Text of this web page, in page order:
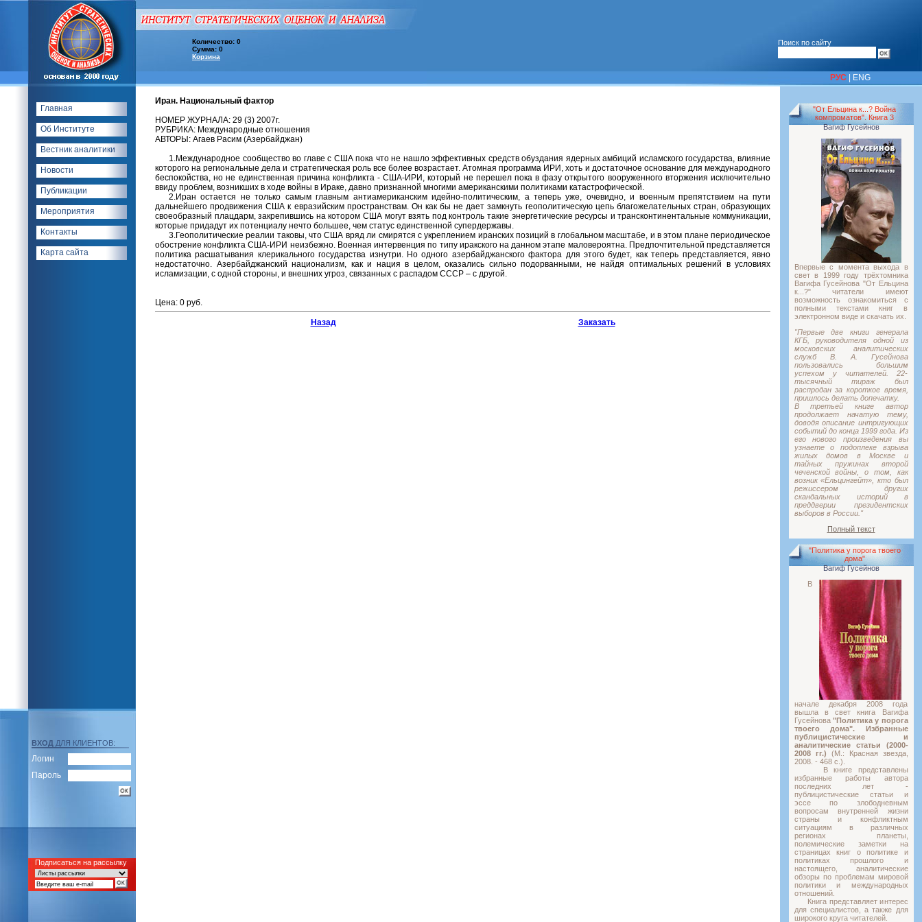
Количество: 0
Сумма: 0
Корзина
Поиск по сайту
РУС ENG
Главная
Об Институте
Вестник аналитики
Новости
Публикации
Мероприятия
Контакты
Карта сайта
Иран. Национальный фактор
НОМЕР ЖУРНАЛА: 29 (3) 2007г.
РУБРИКА: Международные отношения
АВТОРЫ: Агаев Расим (Азербайджан)
1.Международное сообщество во главе с США пока что не нашло эффективных средств обуздания ядерных амбиций исламского государства, влияние
которого на региональные дела и стратегическая роль все более возрастает. Атомная программа ИРИ, хоть и достаточное основание для международного
беспокойства, но не единственная причина конфликта - США-ИРИ, который не перешел пока в фазу открытого вооруженного вторжения исключительно
ввиду проблем, возникших в ходе войны в Ираке, давно признанной многими американскими политиками катастрофической.
2.Иран остается не только самым главным антиамериканским идейно-политическим, а теперь уже, очевидно, и военным препятствием на пути
дальнейшего продвижения США к евразийским пространствам. Он как бы не дает замкнуть геополитическую цепь благожелательных стран, образующих
своеобразный плацдарм, закрепившись на котором США могут взять под контроль такие энергетические ресурсы и трансконтинентальные коммуникации,
которые придадут их потенциалу нечто большее, чем статус единственной супердержавы.
3.Геополитические реалии таковы, что США вряд ли смирятся с укреплением иранских позиций в глобальном масштабе, и в этом плане периодическое
обострение конфликта США-ИРИ неизбежно. Военная интервенция по типу иракского на данном этапе маловероятна. Предпочтительной представляется
политика расшатывания клерикального государства изнутри. Но одного азербайджанского фактора для этого будет, как теперь представляется, явно
недостаточно. Азербайджанский национализм, как и нация в целом, оказались сильно подорванными, не найдя оптимальных решений в условиях
исламизации, с одной стороны, и внешних угроз, связанных с распадом СССР – с другой.
Цена: 0 руб.
Назад Заказать
"От Ельцина к...? Война
компроматов". Книга 3
Вагиф Гусейнов
Впервые с момента выхода в
свет в 1999 году трёхтомника
Вагифа Гусейнова "От Ельцина
к...?" читатели имеют
возможность ознакомиться с
полными текстами книг в
электронном виде и скачать их.
"Первые две книги генерала
КГБ, руководителя одной из
московских аналитических
служб В. А. Гусейнова
пользовались большим
успехом у читателей. 22-
тысячный тираж был
распродан за короткое время,
пришлось делать допечатку.
В третьей книге автор
продолжает начатую тему,
доводя описание интригующих
событий до конца 1999 года. Из
его нового произведения вы
узнаете о подоплеке взрыва
жилых домов в Москве и
тайных пружинах второй
чеченской войны, о том, как
возник «Ельцингейт», кто был
режиссером других
скандальных историй в
преддверии президентских
выборов в России."
Полный текст
"Политика у порога твоего
дома"
Вагиф Гусейнов
В
начале декабря 2008 года
вышла в свет книга Вагифа
Гусейнова "Политика у порога
твоего дома". Избранные
публицистические и
аналитические статьи (2000-
2008 гг.) (М.: Красная звезда,
2008. - 468 с.).
В книге представлены
избранные работы автора
последних лет -
публицистические статьи и
эссе по злободневным
вопросам внутренней жизни
страны и конфликтным
ситуациям в различных
регионах планеты,
полемические заметки на
страницах книг о политике и
политиках прошлого и
настоящего, аналитические
обзоры по проблемам мировой
политики и международных
отношений.
Книга представляет интерес
для специалистов, а также для
широкого круга читателей.
ВХОД ДЛЯ КЛИЕНТОВ:
Логин
Пароль
Подписаться на рассылку